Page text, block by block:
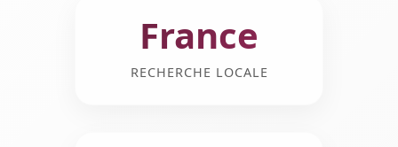
France
RECHERCHE LOCALE